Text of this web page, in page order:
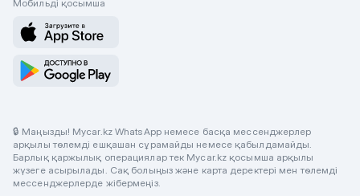
Мобильді қосымша
🔒 Маңызды! Mycar.kz WhatsApp немесе басқа мессенджерлер
арқылы төлемді ешқашан сұрамайды немесе қабылдамайды.
Барлық қаржылық операциялар тек Mycar.kz қосымша арқылы
жүзеге асырылады. Сақ болыңыз және карта деректері мен төлемді
мессенджерлерде жібермеңіз.